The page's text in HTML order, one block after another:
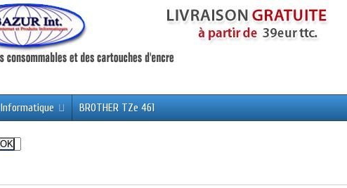
Informatique BROTHER TZe 461